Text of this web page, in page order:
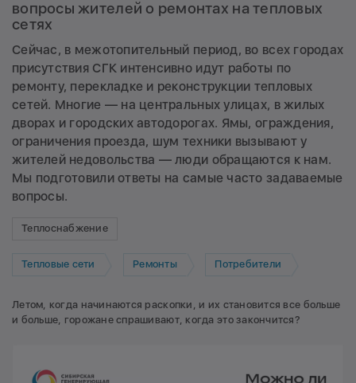
вопросы жителей о ремонтах на тепловых
сетях
Сейчас, в межотопительный период, во всех городах
присутствия СГК интенсивно идут работы по
ремонту, перекладке и реконструкции тепловых
сетей. Многие — на центральных улицах, в жилых
дворах и городских автодорогах. Ямы, ограждения,
ограничения проезда, шум техники вызывают у
жителей недовольства — люди обращаются к нам.
Мы подготовили ответы на самые часто задаваемые
вопросы.
Теплоснабжение
Тепловые сети Ремонты Потребители
Летом, когда начинаются раскопки, и их становится все больше
и больше, горожане спрашивают, когда это закончится?